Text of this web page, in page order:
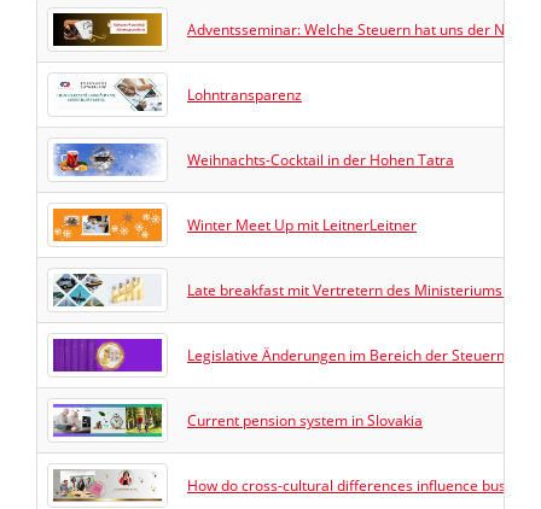
Adventsseminar: Welche Steuern hat uns der
Lohntransparenz
Weihnachts-Cocktail in der Hohen Tatra
Winter Meet Up mit LeitnerLeitner
Late breakfast mit Vertretern des Ministeriums für
Legislative Änderungen im Bereich der Steuern ab
Current pension system in Slovakia
How do cross-cultural differences influence